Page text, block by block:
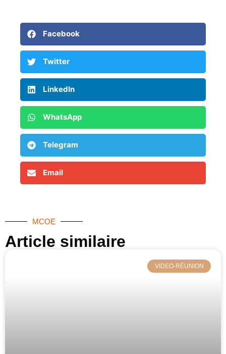
Facebook
Twitter
LinkedIn
WhatsApp
Telegram
Email
MCOE
Article similaire​
VIDEO-RÉUNION